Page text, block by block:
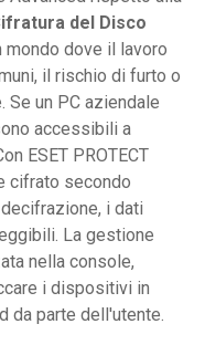
del Disco
mondo dove il lavoro
il rischio di furto o
un PC aziendale
accessibili a
ESET PROTECT
cifrato secondo
i dati
La gestione
nella console,
i dispositivi in
da parte dell'utente.